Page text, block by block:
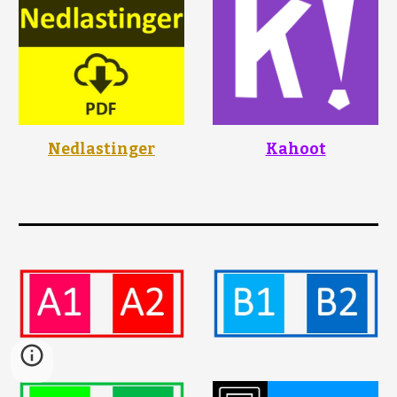
Nedlastinger Kahoot